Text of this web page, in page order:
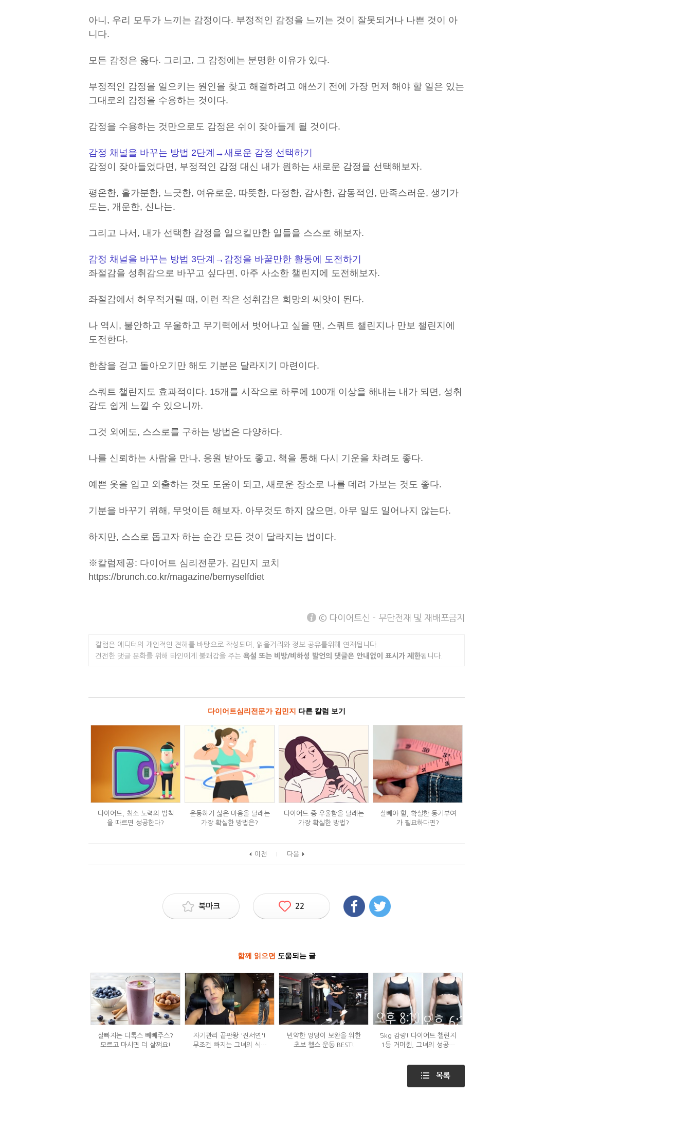
아니, 우리 모두가 느끼는 감정이다. 부정적인 감정을 느끼는 것이 잘못되거나 나쁜 것이 아
니다.
모든 감정은 옳다. 그리고, 그 감정에는 분명한 이유가 있다.
부정적인 감정을 일으키는 원인을 찾고 해결하려고 애쓰기 전에 가장 먼저 해야 할 일은 있는
그대로의 감정을 수용하는 것이다.
감정을 수용하는 것만으로도 감정은 쉬이 잦아들게 될 것이다.
감정 채널을 바꾸는 방법 2단계 →새로운 감정 선택하기
감정이 잦아들었다면, 부정적인 감정 대신 내가 원하는 새로운 감정을 선택해보자.
평온한, 홀가분한, 느긋한, 여유로운, 따뜻한, 다정한, 감사한, 감동적인, 만족스러운, 생기가
도는, 개운한, 신나는.
그리고 나서, 내가 선택한 감정을 일으킬만한 일들을 스스로 해보자.
감정 채널을 바꾸는 방법 3단계 → 감정을 바꿀만한 활동에 도전하기
좌절감을 성취감으로 바꾸고 싶다면, 아주 사소한 챌린지에 도전해보자.
좌절감에서 허우적거릴 때, 이런 작은 성취감은 희망의 씨앗이 된다.
나 역시, 불안하고 우울하고 무기력에서 벗어나고 싶을 땐, 스쿼트 챌린지나 만보 챌린지에
도전한다.
한참을 걷고 돌아오기만 해도 기분은 달라지기 마련이다.
스쿼트 챌린지도 효과적이다. 15개를 시작으로 하루에 100개 이상을 해내는 내가 되면, 성취
감도 쉽게 느낄 수 있으니까.
그것 외에도, 스스로를 구하는 방법은 다양하다.
나를 신뢰하는 사람을 만나, 응원 받아도 좋고, 책을 통해 다시 기운을 차려도 좋다.
예쁜 옷을 입고 외출하는 것도 도움이 되고, 새로운 장소로 나를 데려 가보는 것도 좋다.
기분을 바꾸기 위해, 무엇이든 해보자. 아무것도 하지 않으면, 아무 일도 일어나지 않는다.
하지만, 스스로 돕고자 하는 순간 모든 것이 달라지는 법이다.
※칼럼제공: 다이어트 심리전문가, 김민지 코치
https://brunch.co.kr/magazine/bemyselfdiet
© 다이어트신 - 무단전재 및 재배포금지
칼럼은 에디터의 개인적인 견해를 바탕으로 작성되며, 읽을거리와 정보 공유를위해 연재됩니다.
건전한 댓글 문화를 위해 타인에게 불쾌감을 주는 욕설 또는 비방/비하성 발언의 댓글은 안내없이 표시가 제한됩니다.
다이어트심리전문가 김민지 다른 칼럼 보기
다이어트, 최소 노력의 법칙
을 따르면 성공한다?
운동하기 싫은 마음을 달래는
가장 확실한 방법은?
다이어트 중 우울함을 달래는
가장 확실한 방법?
살빼야 할, 확실한 동기부여
가 필요하다면?
이전 다음
북마크 22
함께 읽으면 도움되는 글
살빠지는 디톡스 빼빼주스?
모르고 마시면 더 살쩌요!
자기관리 끝판왕 '진서연'!
무조건 빠지는 그녀의 식단
빈약한 엉덩이 보완을 위한
초보 헬스 운동 BEST!
5kg 감량! 다이어트 챌린지
1등 거머쥔, 그녀의 성공팁